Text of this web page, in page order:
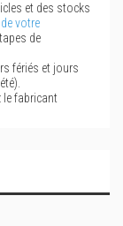
et des stocks
de votre
de
fériés et jours
fabricant